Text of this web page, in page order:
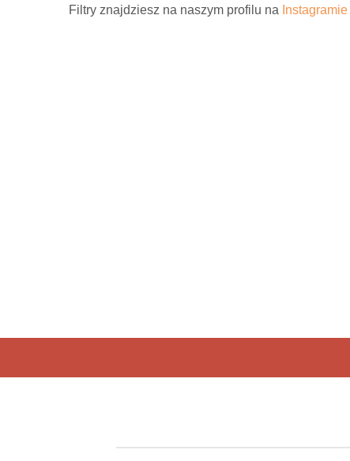
Filtry znajdziesz na naszym profilu na Instagramie